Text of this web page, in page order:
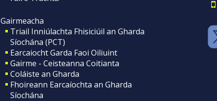
Gairmeacha
Triail Inniúlachta Fhisiciúil an Gharda
Síochána (PCT)
Earcaiocht Garda Faoi Oiliuint
Gairme - Ceisteanna Coitianta
Coláiste an Gharda
Fhoireann Earcaíochta an Gharda
Síochána